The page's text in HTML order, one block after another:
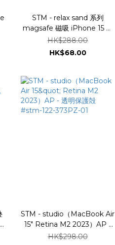
STM - relax sand 系列
magsafe 磁吸 iPhone 15 系
列
HK$288.00
HK$68.00
STM - studio（MacBook Air
15" Retina M2 2023）AP -
透明保護殻 #stm-122-
HK$298.00